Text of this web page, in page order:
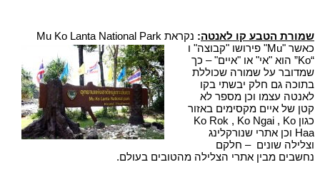
שמורת הטבע קו לאנטה: נקראת Mu Ko Lanta National Park
כאשר "Mu" פירושו "קבוצה" ו
“Ko” הוא "אי" או "איים" – כך
שמדובר על שמורה שכוללת
בתוכה גם חלק יבשתי בקו
לאנטה עצמו וכן מספר לא
קטן של איים מקסימים באזור
כגון Ko Rok , Ko Ngai , Ko
Haa וכן אתרי שנורקלינג
וצלילה שונים – חלקם
נחשבים מבין אתרי הצלילה מהטובים בעולם.